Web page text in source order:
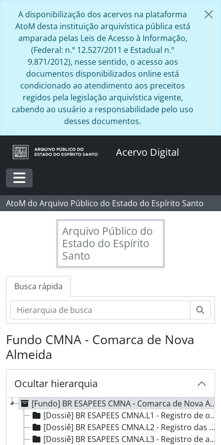
A disponibilização dos acervos na plataforma
AtoM desta instituição arquivística pública está
amparada pelas Leis de Acesso à Informação,
(Federal: n.º 12.527/2011 e Estadual n.º
9.871/2012), nesse sentido, o acesso aos
documentos disponibilizados online está
condicionado ao atendimento aos preceitos
regidos pela legislação arquivística vigente,
cabendo ao usuário a responsabilidade pelo uso
desses documentos.
Acervo Digital
Toggle navigation
AtoM do Arquivo Público do Estado do Espírito Santo
Arquivo Público do
Estado do Espírito
Santo
Busca rápida
Fundo CMNA - Comarca de Nova
Almeida
Ocultar hierarquia
[Fundo] BR ESAPEES CMNA - Comarca de Nova Almeida, 1755 - 1917
[Dossiê] BR ESAPEES CMNA.L1 - Registro de ordens régias, alvarás, leis e traslados de sesmarias desde a ordem pela qual foi erigida em vila [ Reis Magos] - Cópia fiel dos documentos transcritos do livro tombo da Comarca de Nova Almeida, 1755*
[Dossiê] BR ESAPEES CMNA.L2 - Registro das atas da Câmara Municipal de Nova Almeida, 1835 - 1837
[Dossiê] BR ESAPEES CMNA.L3 - Registro de atas das sessões da Câmara Municipal de Nova Almeida, 1847 - 1853